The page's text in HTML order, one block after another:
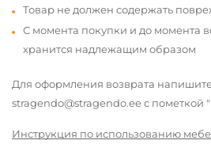
Товар не должен содержать
С момента покупки и до момента
хранится надлежащим образом
Для оформления возврата
stragendo@stragendo.ee с пометкой
Инструкция по использованию